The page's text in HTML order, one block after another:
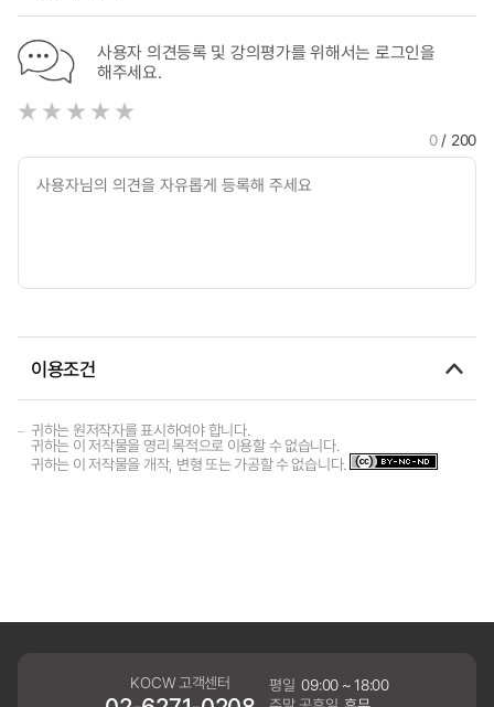
사용자 의견등록 및 강의평가를 위해서는 로그인을
해주세요.
0/ 200
이용조건
귀하는 원저작자를 표시하여야 합니다.
귀하는 이 저작물을 영리 목적으로 이용할 수 없습니다.
귀하는 이 저작물을 개작, 변형 또는 가공할 수 없습니다.
KOCW 고객센터 평일 09:00 ~ 18:00